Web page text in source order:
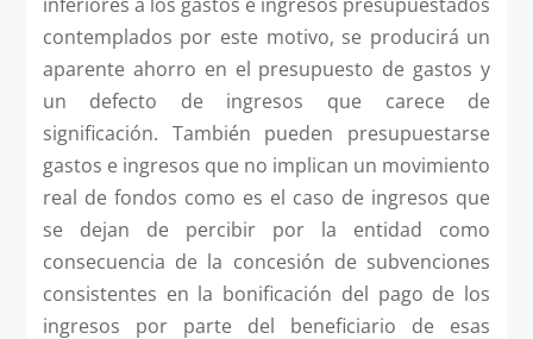
contemplados por este motivo, se producirá un
aparente ahorro en el presupuesto de gastos y
un defecto de ingresos que carece de
significación. También pueden presupuestarse
gastos e ingresos que no implican un movimiento
real de fondos como es el caso de ingresos que
se dejan de percibir por la entidad como
consecuencia de la concesión de subvenciones
consistentes en la bonificación del pago de los
ingresos por parte del beneficiario de esas